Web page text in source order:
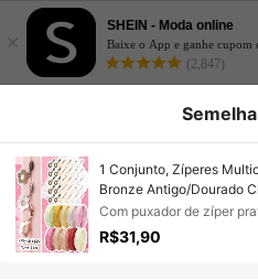
×
SHEIN - Moda online
Baixe o App e ganhe cupom
(2,847)
1 Conjunto, Zíperes
Bronze Antigo/Dourado
Substituição de Zíper DIY
Com puxador de zíper
R$31,90